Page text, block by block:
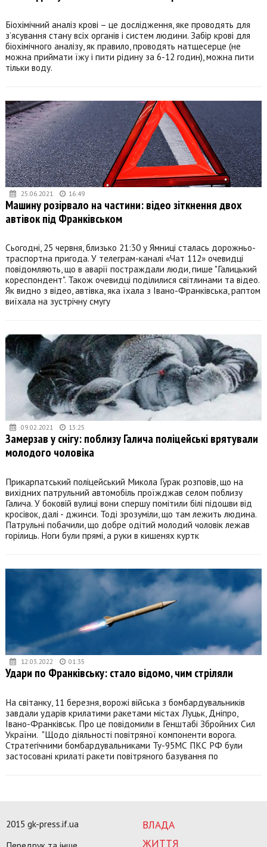
Біохімічний аналіз крові – це дослідження, яке проводять для
з’ясування стану всіх органів і систем людини. Забір крові для
біохімічного аналізу, як правило, проводять натщесерце (не
можна приймати їжу і пити рідину за 6-12 годин), можна пити
тільки воду.
25.06.2021 16:49
Машину розірвало на частини: відео зіткнення двох
автівок під Франківськом
Сьогодні, 25 червня, близько 21:30 у Ямниці сталась дорожньо-
траспортна пригода. У телеграм-каналі «Чат 112» очевидці
повідомляють, що в аварії постраждали люди, пише "Галицький
кореспондент". Також очевидці поділилися світлинами та відео.
Як видно з відео, автівка, яка їхала з Івано-Франківська, раптом
виїхала на зустрічну смугу
09.02.2021 13:25
Замерзав у снігу: поблизу Галича поліцейські врятували
молодого чоловіка
Прикарпатський поліцейський Микола Гурак розповів, що на
вихідних патрульний автомобіль проїжджав селом поблизу
Галича. У боковій вулиці вони спершу помітили білі підошви від
кросівок, далі - джинси. Тоді зрозуміли, що там лежить людина.
Патрульні побачили, що добре одітий молодий чоловік лежав
горілиць. Ноги були прямі, а руки в кишенях куртк
12.03.2022 01:35
Удари по Франківську: стало відомо, чим стріляли
На світанку, 11 березня, ворожі війська з бомбардувальників
завдали ударів крилатими ракетами містах Луцьк, Дніпро,
Івано-Франківськ. Про це повідомили в Генштабі Збройних Сил
України. "Щодо діяльності повітряної компоненти ворога.
Стратегічними бомбардувальниками Ту-95МС ПКС РФ були
застосовані крилаті ракети повітряного базування по
ВЛАДА
ЖИТТЯ
2015 gk-press.if.ua